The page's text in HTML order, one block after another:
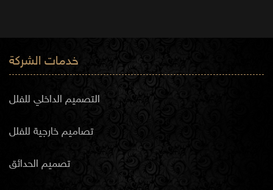
خدمات الشركة
التصميم الداخلي للفلل
تصاميم خارجية للفلل
تصميم الحدائق